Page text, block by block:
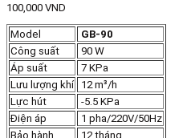
100,000 VND
Model
GB-90
Công suất
90 W
Áp suất
7 KPa
Lưu lượng khí
12 m³/h
Lực hút
-5.5 KPa
Điện áp
1 pha/220V/50Hz
Bảo hành
12 tháng